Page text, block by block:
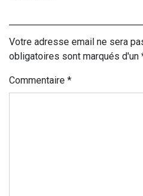
Votre adresse email ne sera
obligatoires sont marqués d'un
Commentaire *